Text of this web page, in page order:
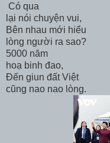
Có qua
lại nói chuyện vui,
Bên nhau mới hiểu
lòng người ra sao?
5000 năm
hoạ binh đao,
Đến giun đất Việt
cũng nao nao lòng.